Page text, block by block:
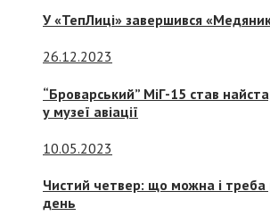
У «ТепЛиці» завершився
26.12.2023
“Броварський” МіГ-15 став
у музеї авіації
10.05.2023
Чистий четвер: що можна і треба
день